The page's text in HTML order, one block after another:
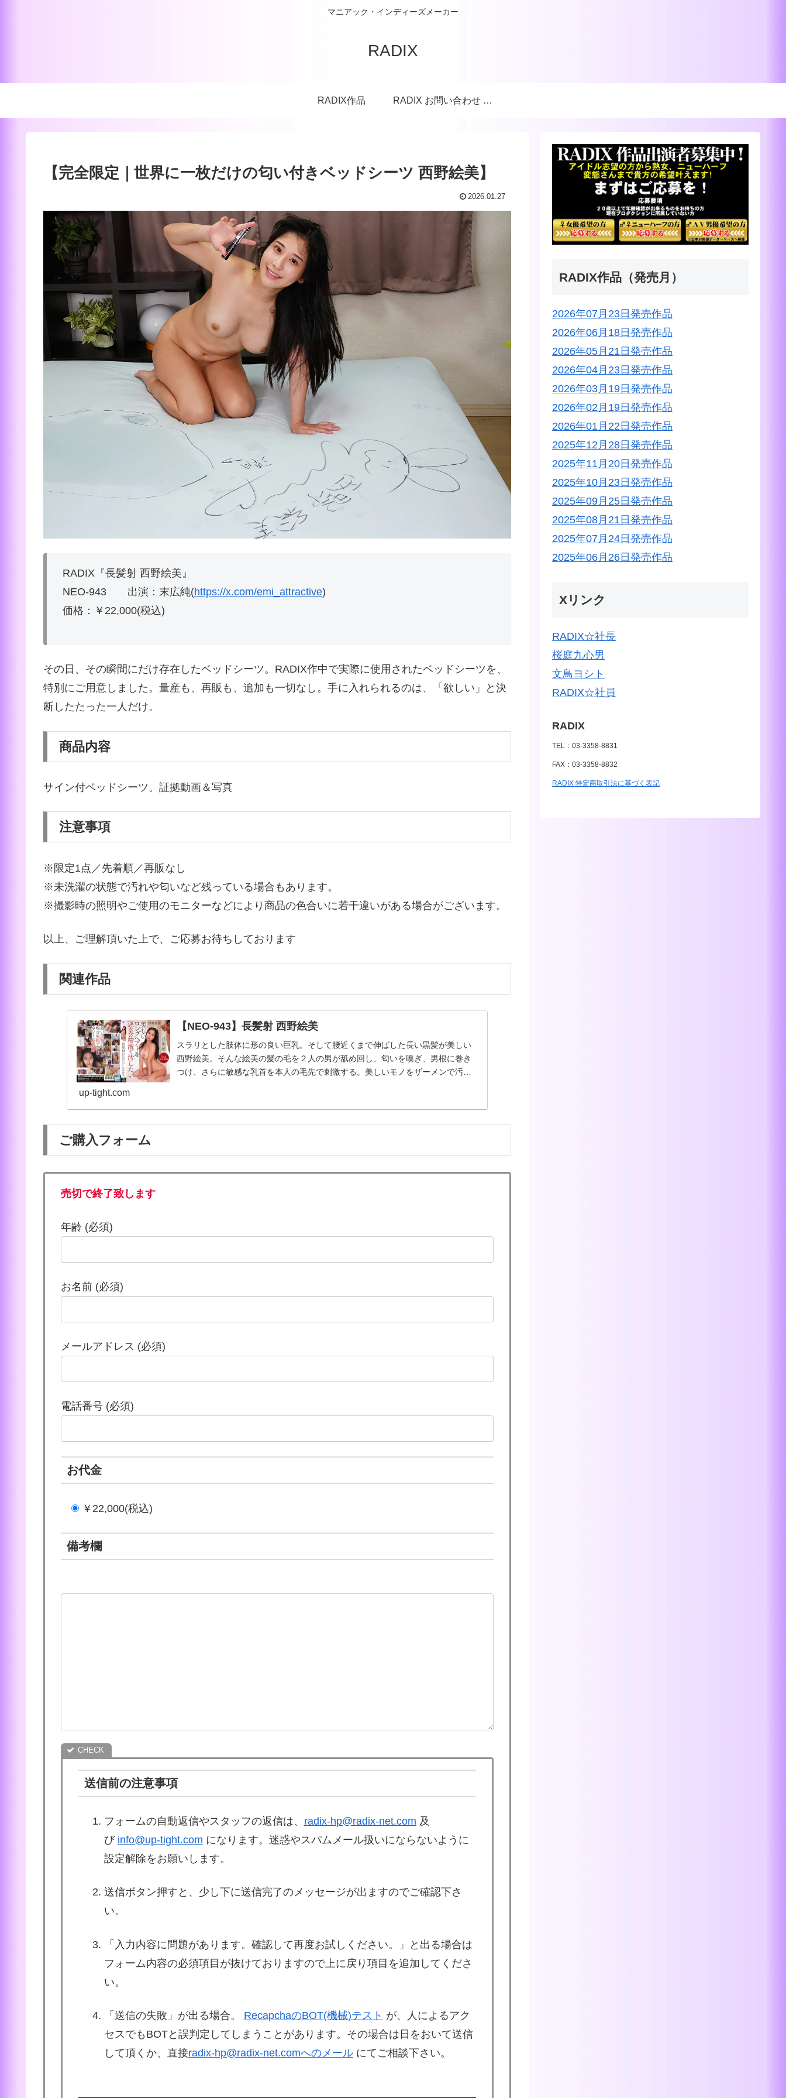
マニアック・インディーズメーカー
RADIX
RADIX作品 RADIX お問い合わせ フォーム
【完全限定｜世界に一枚だけの匂い付きベッドシーツ 西野絵美】
2026.01.27
RADIX『長髪射 西野絵美』
NEO-943 出演：末広純(https://x.com/emi_attractive)
価格：￥22,000(税込)
その日、その瞬間にだけ存在したベッドシーツ。RADIX作中で実際に使用されたベッドシーツを、
特別にご用意しました。量産も、再販も、追加も一切なし。手に入れられるのは、「欲しい」と決
断したたった一人だけ。
商品内容
サイン付ベッドシーツ。証拠動画＆写真
注意事項
※限定1点／先着順／再販なし
※未洗濯の状態で汚れや匂いなど残っている場合もあります。
※撮影時の照明やご使用のモニターなどにより商品の色合いに若干違いがある場合がございます。
以上、ご理解頂いた上で、ご応募お待ちしております
関連作品
【NEO-943】長髪射 西野絵美
スラリとした肢体に形の良い巨乳。そして腰近くまで伸ばした長い黒髪が美しい
西野絵美。そんな絵美の髪の毛を２人の男が舐め回し、匂いを嗅ぎ、男根に巻き
つけ、さらに敏感な乳首を本人の毛先で刺激する。美しいモノをザーメンで汚す
や髪にこだわった本番など、こだわりを貫くシリーズ。
up-tight.com
ご購入フォーム
売切で終了致します
このフィールドは空のままにしてください。
年齢 (必須)
お名前 (必須)
メールアドレス (必須)
電話番号 (必須)
お代金
￥22,000(税込)
備考欄
送信前の注意事項
フォームの自動返信やスタッフの返信は、 radix-hp@radix-net.com 及
び info@up-tight.com になります。迷惑やスパムメール扱いにならないように
設定解除をお願いします。
送信ボタン押すと、少し下に送信完了のメッセージが出ますのでご確認下さ
い。
「入力内容に問題があります。確認して再度お試しください。」と出る場合は
フォーム内容の必須項目が抜けておりますので上に戻り項目を追加してくださ
い。
「送信の失敗」が出る場合。 RecapchaのBOT(機械)テスト が、人によるアク
セスでもBOTと誤判定してしまうことがあります。その場合は日をおいて送信
して頂くか、直接radix-hp@radix-net.comへのメールにてご相談下さい。
RADIX作品（発売月）
2026年07月23日発売作品
2026年06月18日発売作品
2026年05月21日発売作品
2026年04月23日発売作品
2026年03月19日発売作品
2026年02月19日発売作品
2026年01月22日発売作品
2025年12月28日発売作品
2025年11月20日発売作品
2025年10月23日発売作品
2025年09月25日発売作品
2025年08月21日発売作品
2025年07月24日発売作品
2025年06月26日発売作品
Xリンク
RADIX☆社長
桜庭九心男
文鳥ヨシト
RADIX☆社員
RADIX
TEL：03-3358-8831
FAX：03-3358-8832
RADIX 特定商取引法に基づく表記